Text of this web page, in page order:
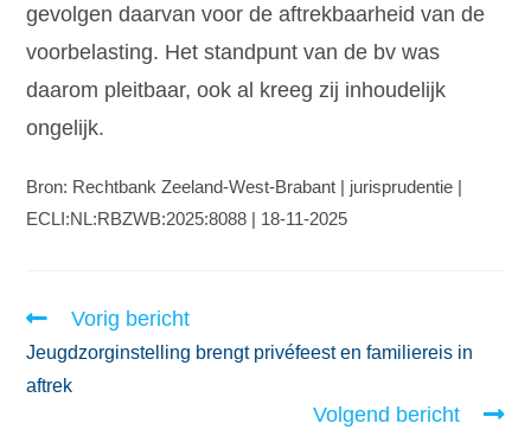
gevolgen daarvan voor de aftrekbaarheid van de
voorbelasting. Het standpunt van de bv was
daarom pleitbaar, ook al kreeg zij inhoudelijk
ongelijk.
Bron: Rechtbank Zeeland-West-Brabant | jurisprudentie |
ECLI:NL:RBZWB:2025:8088 | 18-11-2025
Vorig bericht
Jeugdzorginstelling brengt privéfeest en familiereis in
aftrek
Volgend bericht